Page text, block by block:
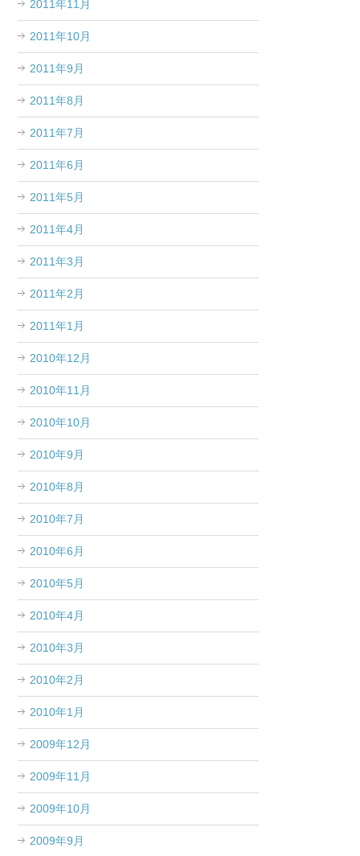
2011年11月
2011年10月
2011年9月
2011年8月
2011年7月
2011年6月
2011年5月
2011年4月
2011年3月
2011年2月
2011年1月
2010年12月
2010年11月
2010年10月
2010年9月
2010年8月
2010年7月
2010年6月
2010年5月
2010年4月
2010年3月
2010年2月
2010年1月
2009年12月
2009年11月
2009年10月
2009年9月